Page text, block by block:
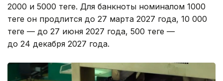
2000 и 5000 теңге. Для банкноты номиналом 1000
теңге он продлится до 27 марта 2027 года, 10 000
теңге — до 27 июня 2027 года, 500 теңге —
до 24 декабря 2027 года.